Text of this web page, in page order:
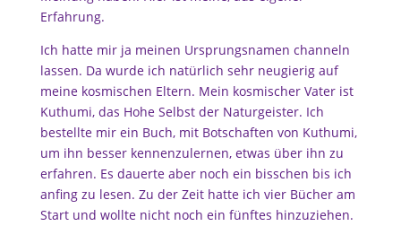
Erfahrung.
Ich hatte mir ja meinen Ursprungsnamen channeln
lassen. Da wurde ich natürlich sehr neugierig auf
meine kosmischen Eltern. Mein kosmischer Vater ist
Kuthumi, das Hohe Selbst der Naturgeister. Ich
bestellte mir ein Buch, mit Botschaften von Kuthumi,
um ihn besser kennenzulernen, etwas über ihn zu
erfahren. Es dauerte aber noch ein bisschen bis ich
anfing zu lesen. Zu der Zeit hatte ich vier Bücher am
Start und wollte nicht noch ein fünftes hinzuziehen.